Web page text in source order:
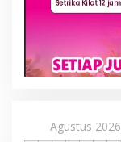
Agustus 2026